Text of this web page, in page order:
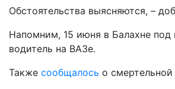
Обстоятельства выясняются, –
Напомним, 15 июня в Балахне под
водитель на ВАЗе.
Также сообщалось о